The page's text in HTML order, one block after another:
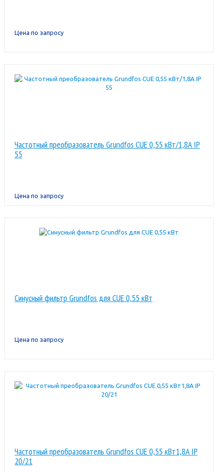
Цена по запросу
Частотный преобразователь Grundfos CUE 0,55 кВт/1,8A IP
55
Цена по запросу
Синусный фильтр Grundfos для CUE 0,55 кВт
Цена по запросу
Частотный преобразователь Grundfos CUE 0,55 кВт1,8A IP
20/21